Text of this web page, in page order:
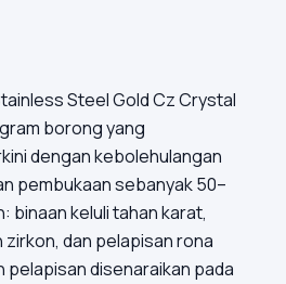
Steel Gold Cz Crystal
borong yang
dengan kebolehulangan
pembukaan sebanyak 50–
binaan keluli tahan karat,
dan pelapisan rona
pelapisan disenaraikan pada